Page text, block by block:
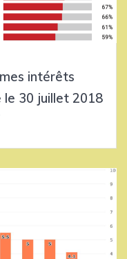
intérêts
le 30 juillet 2018